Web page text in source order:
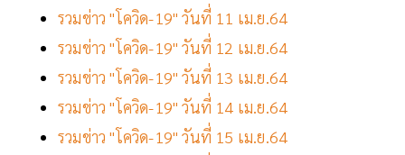
รวมข่าว "โควิด-19" วันที่ 11 เม.ย.64
รวมข่าว "โควิด-19" วันที่ 12 เม.ย.64
รวมข่าว "โควิด-19" วันที่ 13 เม.ย.64
รวมข่าว "โควิด-19" วันที่ 14 เม.ย.64
รวมข่าว "โควิด-19" วันที่ 15 เม.ย.64